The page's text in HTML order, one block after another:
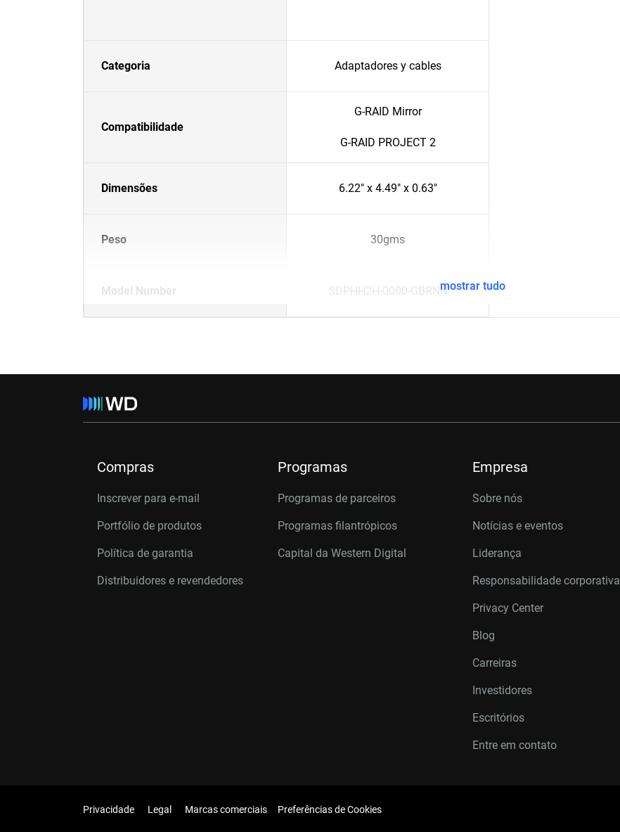
Categoria Adaptadores y cables
Compatibilidade
G-RAID Mirror
G-RAID PROJECT 2
Dimensões 6.22" x 4.49" x 0.63"
Peso 30gms
Model Number SDPHH2H-0000-GBRNNmostrar tudo
Compras
Inscrever para e-mail
Portfólio de produtos
Política de garantia
Distribuidores e revendedores
Programas
Programas de parceiros
Programas filantrópicos
Capital da Western Digital
Empresa
Sobre nós
Notícias e eventos
Liderança
Responsabilidade corporativa
Privacy Center
Blog
Carreiras
Investidores
Escritórios
Entre em contato
Privacidade Legal Marcas comerciais Preferências de Cookies